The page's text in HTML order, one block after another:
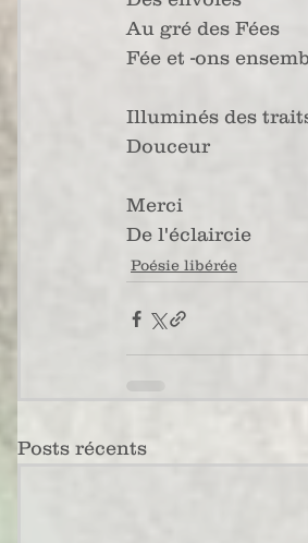
Au gré des Fées
Fée et -ons
Illuminés des
Douceur
Merci
De l'éclaircie
Poésie libérée
Posts récents